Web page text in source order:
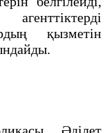
қызметін